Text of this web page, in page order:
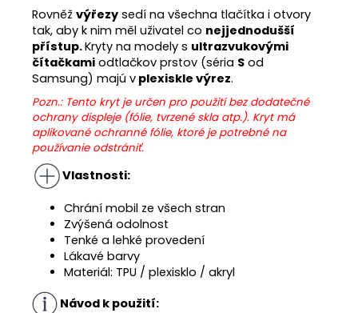
Rovněž výřezy sedí na všechna tlačítka i otvory
tak, aby k nim měl uživatel co nejjednodušší
přístup.Kryty na modely s ultrazvukovými
čítačkami odtlačkov prstov (séria S od
Samsung) majú v plexiskle výrez.
Pozn.: Tento kryt je určen pro použití bez dodatečné
ochrany displeje (fólie, tvrzené skla atp.). Kryt má
aplikované ochranné fólie, ktoré je potrebné na
používanie odstrániť.
Vlastnosti:
Chrání mobil ze všech stran
Zvýšená odolnost
Tenké a lehké provedení
Lákavé barvy
Materiál: TPU / plexisklo / akryl
Návod k použití: